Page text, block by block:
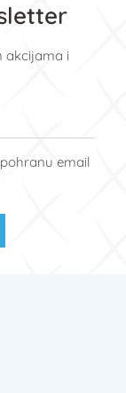
akcijama i
email